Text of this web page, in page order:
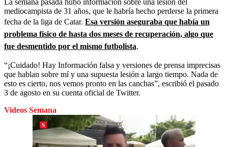
mediocampista de 31 años, que le habría hecho perderse la primera
fecha de la liga de Catar. Esa versión aseguraba que había un
problema físico de hasta dos meses de recuperación, algo que
fue desmentido por el mismo futbolista.
“¡Cuidado! Hay Información falsa y versiones de prensa imprecisas
que hablan sobre mí y una supuesta lesión a largo tiempo. Nada de
esto es cierto, nos vemos pronto en las canchas”, escribió el pasado
3 de agosto en su cuenta oficial de Twitter.
Videos Semana